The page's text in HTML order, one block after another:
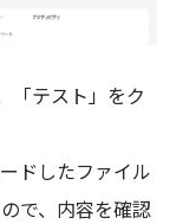
「テスト」をク
ドしたファイル
で、内容を確認